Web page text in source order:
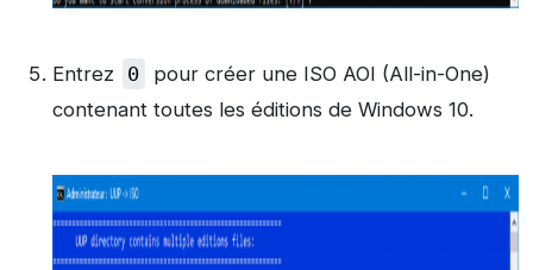
Entrez 0
pour créer une ISO AOI (All-in-One)
contenant toutes les éditions de Windows 10.